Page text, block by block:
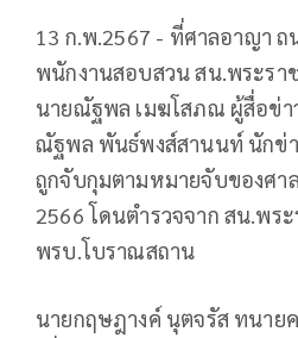
13 ก.พ.2567 - ที่ศาลอาญา
พนักงานสอบสวน สน.พระรา
นายณัฐพล เมฆโสภณ ผู้สื่อข่า
ณัฐพล พันธ์พงส์สานนท์ นักข่
ถูกจับกุมตามหมายจับของศา
2566 โดนตำรวจจาก สน.พร
พรบ.โบราณสถาน
นายกฤษฎางค์ นุตจรัส ทนาย